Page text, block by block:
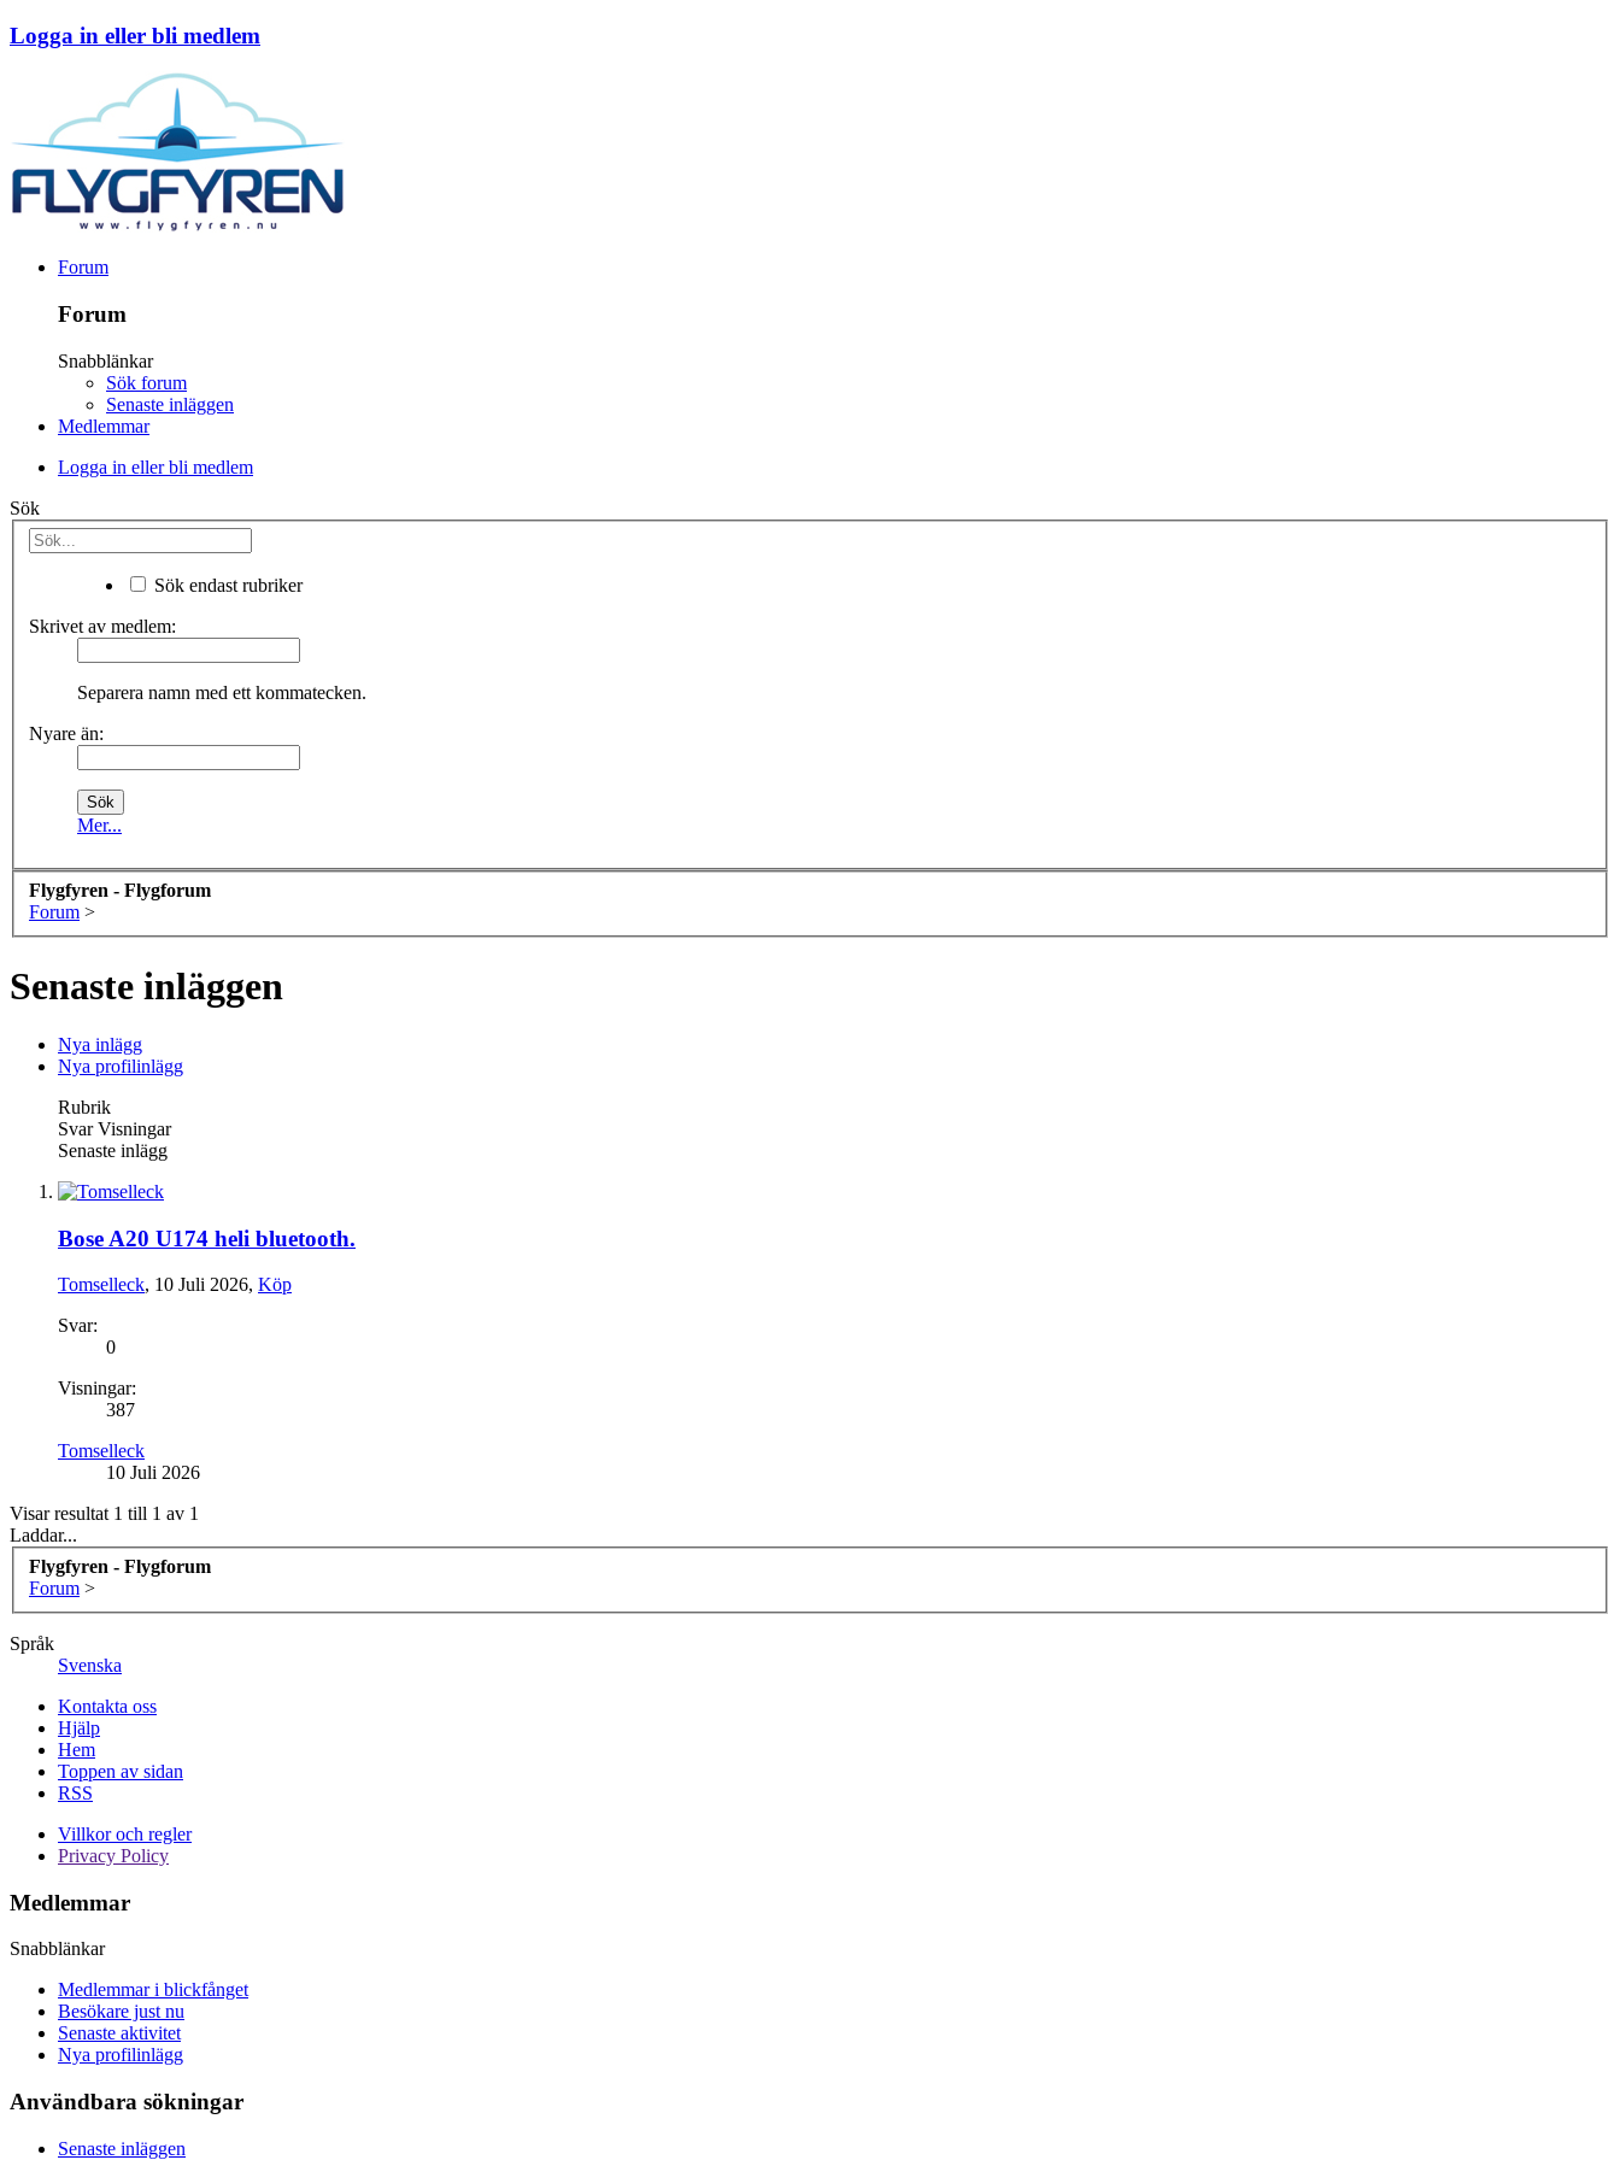
Logga in eller bli medlem
Forum
Forum
Snabblänkar
Sök forum
Senaste inläggen
Medlemmar
Logga in eller bli medlem
Sök
Sök endast rubriker
Skrivet av medlem:
Separera namn med ett kommatecken.
Nyare än:
Mer...
Flygfyren - Flygforum
Forum >
Senaste inläggen
Nya inlägg
Nya profilinlägg
Rubrik
Svar Visningar
Senaste inlägg
Bose A20 U174 heli bluetooth.
Tomselleck, 10 Juli 2026, Köp
Svar:
0
Visningar:
387
Tomselleck
10 Juli 2026
Visar resultat 1 till 1 av 1
Laddar...
Flygfyren - Flygforum
Forum >
Språk
Svenska
Kontakta oss
Hjälp
Hem
Toppen av sidan
RSS
Villkor och regler
Privacy Policy
Medlemmar
Snabblänkar
Medlemmar i blickfånget
Besökare just nu
Senaste aktivitet
Nya profilinlägg
Användbara sökningar
Senaste inläggen